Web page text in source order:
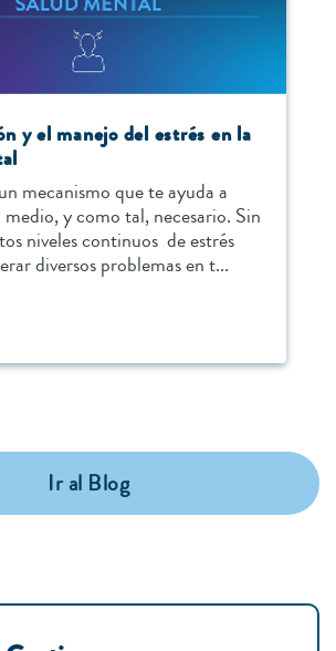
y el manejo del estrés en la
mecanismo que te ayuda a
y como tal, necesario. Sin
niveles continuos de estrés
diversos problemas en t...
Ir al Blog